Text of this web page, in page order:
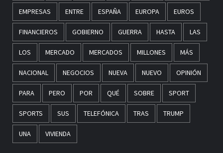
EMPRESAS ENTRE ESPAÑA EUROPA EUROS
FINANCIEROS GOBIERNO GUERRA HASTA LAS
LOS MERCADO MERCADOS MILLONES MÁS
NACIONAL NEGOCIOS NUEVA NUEVO OPINIÓN
PARA PERO POR QUÉ SOBRE SPORT
SPORTS SUS TELEFÓNICA TRAS TRUMP
UNA VIVIENDA